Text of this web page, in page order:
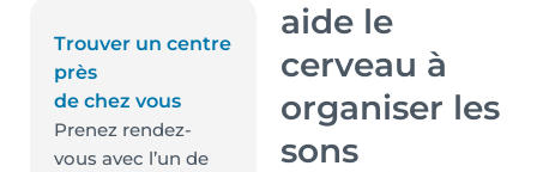
Trouver un centre
près
de chez vous
Prenez rendez-
vous avec l’un de
aide le
cerveau à
organiser les
sons